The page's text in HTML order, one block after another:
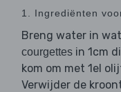
1. Ingrediënten
Breng water in
courgettes in 1cm
kom om met 1el
Verwijder de